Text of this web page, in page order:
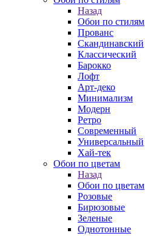
Назад
Обои по стилям
Прованс
Скандинавский
Классический
Барокко
Лофт
Арт-деко
Минимализм
Модерн
Ретро
Современный
Универсальный
Хай-тек
Обои по цветам
Назад
Обои по цветам
Розовые
Бирюзовые
Зеленые
Однотонные